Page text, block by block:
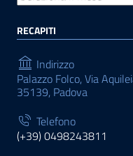
RECAPITI
Indirizzo
Palazzo Folco, Via
35139, Padova
Telefono
(+39) 0498243811